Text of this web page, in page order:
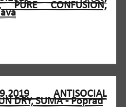
PURE CONFUSION,
ANTISOCIAL
DRY, SUMA - Poprad